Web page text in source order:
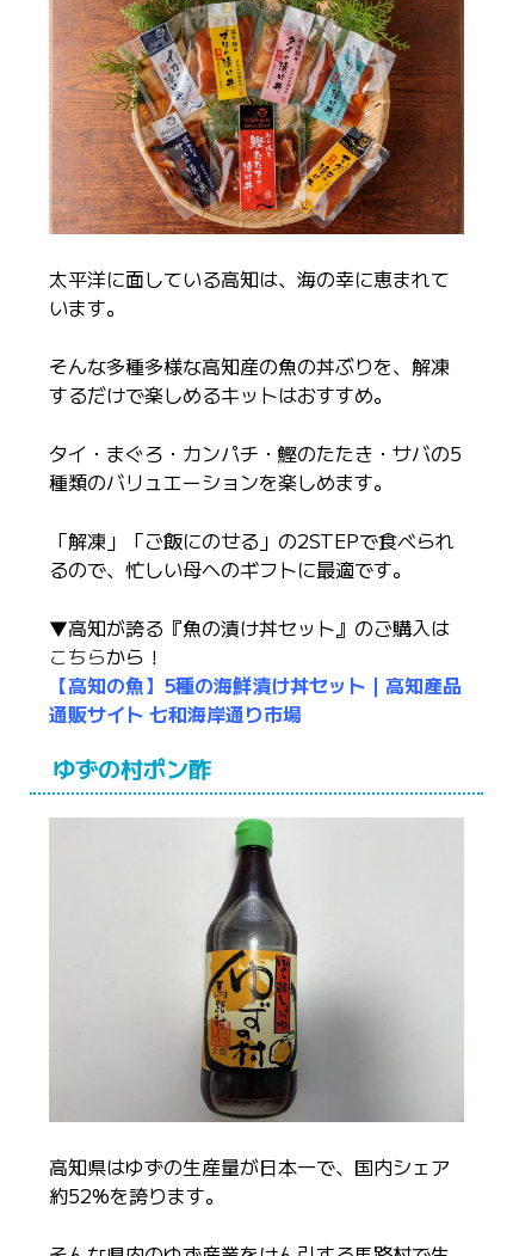
太平洋に面している高知は、海の幸に恵まれて
います。
そんな多種多様な高知産の魚の丼ぶりを、解凍
するだけで楽しめるキットはおすすめ。
タイ・まぐろ・カンパチ・鰹のたたき・サバの5
種類のバリュエーションを楽しめます。
「解凍」「ご飯にのせる」の2STEPで食べられ
るので、忙しい母へのギフトに最適です。
▼高知が誇る『魚の漬け丼セット』のご購入は
こちらから！
【高知の魚】5種の海鮮漬け丼セット｜高知産品
通販サイト 七和海岸通り市場
ゆずの村ポン酢
高知県はゆずの生産量が日本一で、国内シェア
約52%を誇ります。